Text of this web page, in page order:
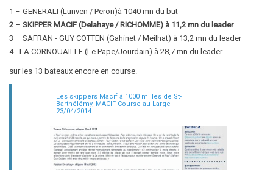
1 – GENERALI (Lunven / Peron)à 1040 mn du but
2 – SKIPPER MACIF (Delahaye / RICHOMME) à 11,2 mn du leader
3 – SAFRAN - GUY COTTEN (Gahinet / Meilhat) à 13,2 mn du leader
4 - LA CORNOUAILLE (Le Pape/Jourdain) à 28,7 mn du leader
sur les 13 bateaux encore en course.
Les skippers Macif à 1000 milles de St-
Barthélémy, MACIF Course au Large
23/04/2014